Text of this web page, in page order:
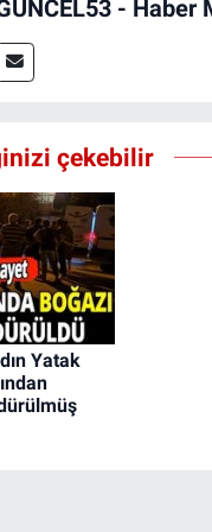
- Haber
çekebilir
Yatak